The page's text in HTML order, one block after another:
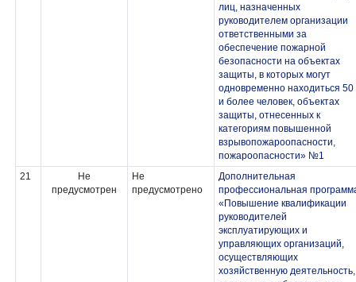
лиц, назначенных
руководителем организации
ответственными за
обеспечение пожарной
безопасности на объектах
защиты, в которых могут
одновременно находиться 50
и более человек, объектах
защиты, отнесенных к
категориям повышенной
взрывопожароопасности,
пожароопасности» №1
21
Не
предусмотрен
Не
предусмотрено
Дополнительная
профессиональная
«Повышение квалификации
руководителей
эксплуатирующих и
управляющих организаций,
осуществляющих
хозяйственную деятельность,